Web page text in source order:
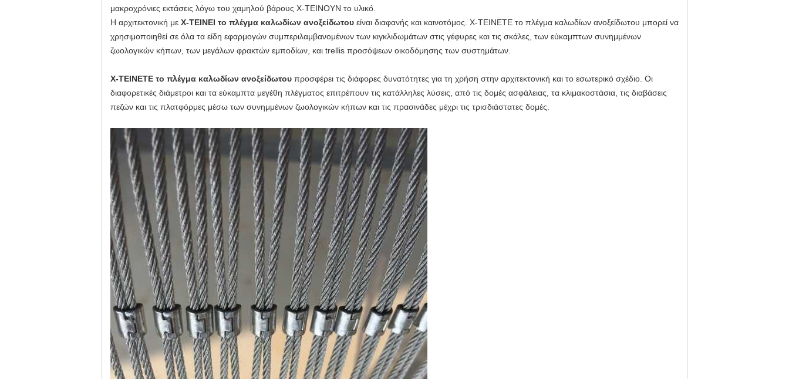
μακροχρόνιες εκτάσεις λόγω του χαμηλού βάρους Χ-ΤΕΙΝΟΥΝ το υλικό.
Η αρχιτεκτονική με Χ-ΤΕΙΝΕΙ το πλέγμα καλωδίων ανοξείδωτου είναι διαφανής και καινοτόμος. Χ-ΤΕΙΝΕΤΕ το πλέγμα καλωδίων ανοξείδωτου μπορεί να
χρησιμοποιηθεί σε όλα τα είδη εφαρμογών συμπεριλαμβανομένων των κιγκλιδωμάτων στις γέφυρες και τις σκάλες, των εύκαμπτων συνημμένων
ζωολογικών κήπων, των μεγάλων φρακτών εμποδίων, και trellis προσόψεων οικοδόμησης των συστημάτων.
Χ-ΤΕΙΝΕΤΕ το πλέγμα καλωδίων ανοξείδωτου προσφέρει τις διάφορες δυνατότητες για τη χρήση στην αρχιτεκτονική και το εσωτερικό σχέδιο. Οι
διαφορετικές διάμετροι και τα εύκαμπτα μεγέθη πλέγματος επιτρέπουν τις κατάλληλες λύσεις, από τις δομές ασφάλειας, τα κλιμακοστάσια, τις διαβάσεις
πεζών και τις πλατφόρμες μέσω των συνημμένων ζωολογικών κήπων και τις πρασινάδες μέχρι τις τρισδιάστατες δομές.